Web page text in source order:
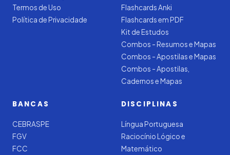
Termos de Uso
Política de Privacidade
Flashcards Anki
Flashcards em PDF
Kit de Estudos
Combos - Resumos e Mapas
Combos - Apostilas e Mapas
Combos - Apostilas,
Cadernos e Mapas
BANCAS
CEBRASPE
FGV
FCC
DISCIPLINAS
Língua Portuguesa
Raciocínio Lógico e
Matemático